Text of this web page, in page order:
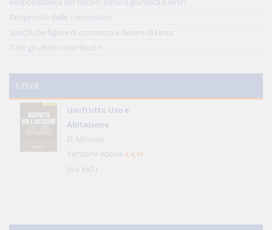
Reciprocità delle concessioni
Specifiche figure di contratto a favore di terzo
Tutti gli ultimi contributi >
E-Book
Usufrutto Uso e
Abitazione
D. Minussi
Versione ebook € 4,19
(iva incl.)